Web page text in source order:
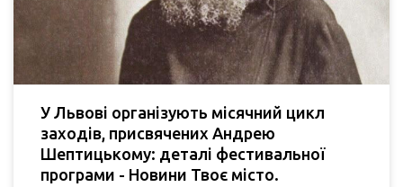
У Львові організують місячний цикл
заходів, присвячених Андрею
Шептицькому: деталі фестивальної
програми - Новини Твоє місто.